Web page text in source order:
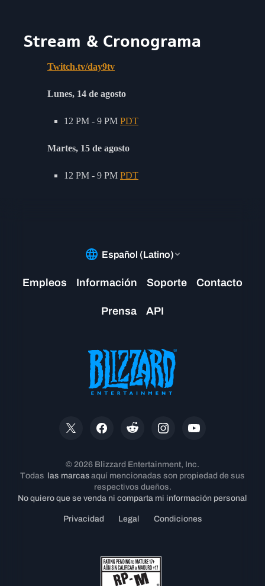
Stream & Cronograma
Twitch.tv/day9tv
Lunes, 14 de agosto
12 PM - 9 PM PDT
Martes, 15 de agosto
12 PM - 9 PM PDT